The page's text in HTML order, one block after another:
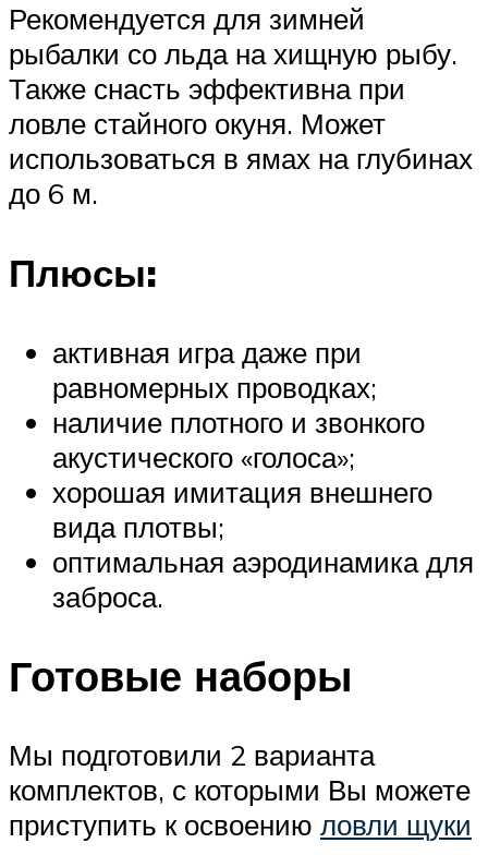
Рекомендуется для зимней
рыбалки со льда на хищную рыбу.
Также снасть эффективна при
ловле стайного окуня. Может
использоваться в ямах на глубинах
до 6 м.
Плюсы:
активная игра даже при
равномерных проводках;
наличие плотного и звонкого
акустического «голоса»;
хорошая имитация внешнего
вида плотвы;
оптимальная аэродинамика для
заброса.
Готовые наборы
Мы подготовили 2 варианта
комплектов, с которыми Вы можете
приступить к освоению ловли щуки